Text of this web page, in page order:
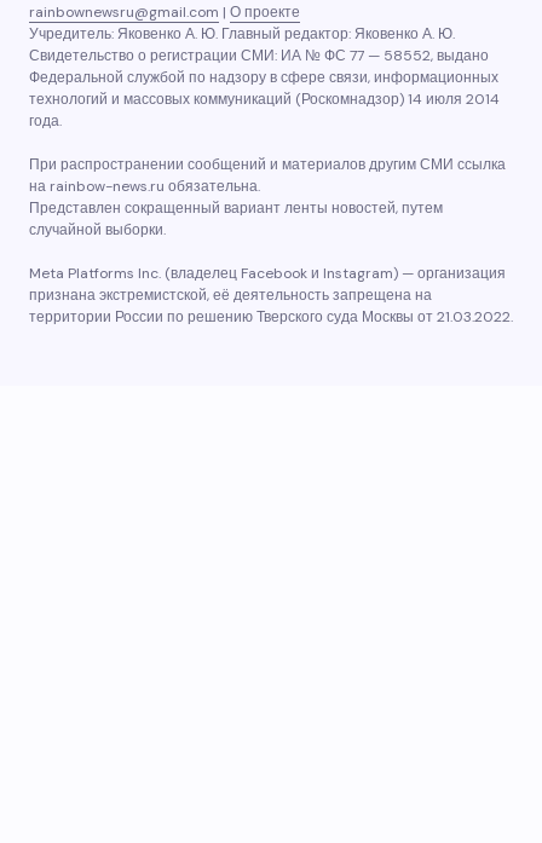
rainbownewsru@gmail.com | О проекте
Учредитель: Яковенко А. Ю. Главный редактор: Яковенко А. Ю.
Свидетельство о регистрации СМИ: ИА № ФС 77 — 58552, выдано
Федеральной службой по надзору в сфере связи, информационных
технологий и массовых коммуникаций (Роскомнадзор) 14 июля 2014
года.
При распространении сообщений и материалов другим СМИ ссылка
на rainbow-news.ru обязательна.
Представлен сокращенный вариант ленты новостей, путем
случайной выборки.
Meta Platforms Inc. (владелец Facebook и Instagram) — организация
признана экстремистской, её деятельность запрещена на
территории России по решению Тверского суда Москвы от 21.03.2022.